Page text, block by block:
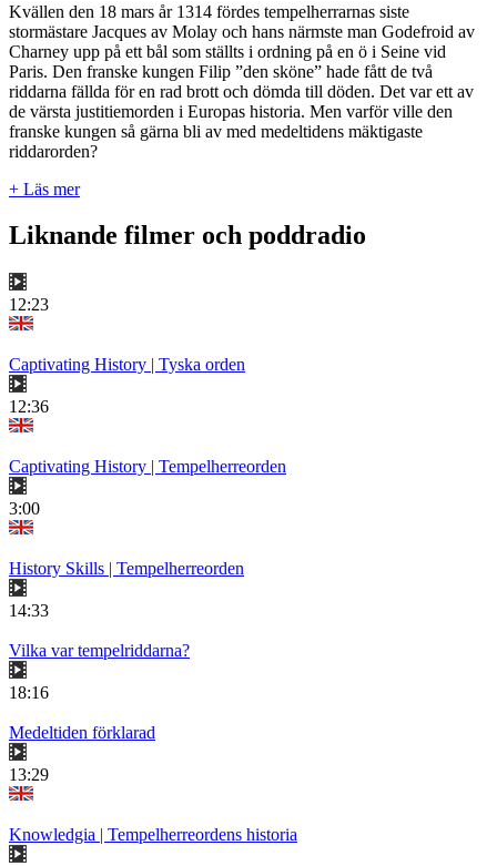
Kvällen den 18 mars år 1314 fördes tempelherrarnas siste
stormästare Jacques av Molay och hans närmste man Godefroid av
Charney upp på ett bål som ställts i ordning på en ö i Seine vid
Paris. Den franske kungen Filip ”den sköne” hade fått de två
riddarna fällda för en rad brott och dömda till döden. Det var ett av
de värsta justitiemorden i Europas historia. Men varför ville den
franske kungen så gärna bli av med medeltidens mäktigaste
riddarorden?
+ Läs mer
Liknande filmer och poddradio
12:23
Captivating History | Tyska orden
12:36
Captivating History | Tempelherreorden
3:00
History Skills | Tempelherreorden
14:33
Vilka var tempelriddarna?
18:16
Medeltiden förklarad
13:29
Knowledgia | Tempelherreordens historia